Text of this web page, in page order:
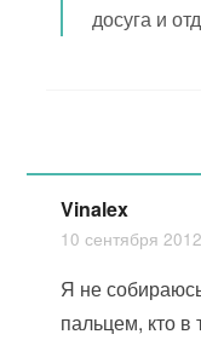
досуга и
Vinalex
10 сентября
Я не
пальцем, кто в